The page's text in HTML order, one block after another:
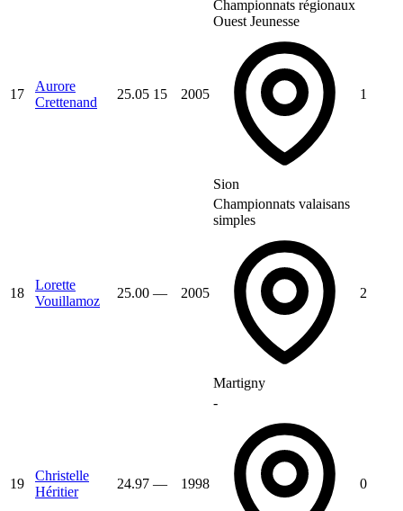
17
Aurore
Crettenand
25.05 15 2005
Championnats régionaux
Ouest Jeunesse
Sion
1
18
Lorette
Vouillamoz
25.00 — 2005
Championnats valaisans
simples
Martigny
2
19
Christelle
Héritier
24.97 — 1998
-
0